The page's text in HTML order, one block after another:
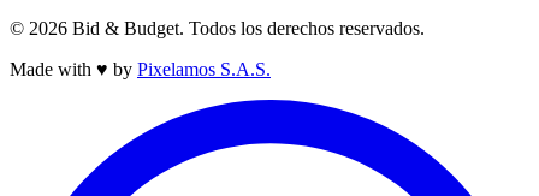
© 2026 Bid & Budget. Todos los derechos reservados.
Made with ♥ by Pixelamos S.A.S.